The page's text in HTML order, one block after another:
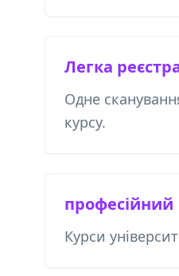
Легка
Одне
курсу.
професійний
Курси